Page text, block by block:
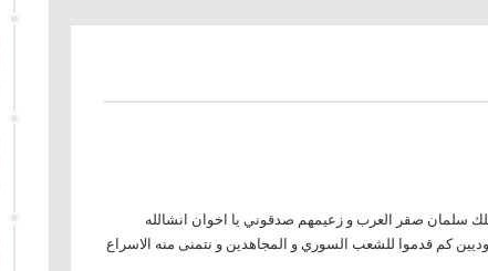
سلمان صقر العرب و زعيمهم صدقوني يا اخوان انشالله
كم قدموا للشعب السوري و المجاهدين و نتمنى منه الاسراع